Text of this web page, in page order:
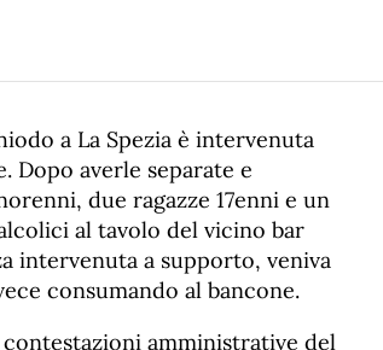
a La Spezia è intervenuta
averle separate e
due ragazze 17enni e un
al tavolo del vicino bar
intervenuta a supporto, veniva
consumando al bancone.
amministrative del